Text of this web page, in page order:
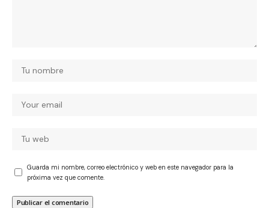
Guarda mi nombre, correo electrónico y web en este navegador para la
próxima vez que comente.